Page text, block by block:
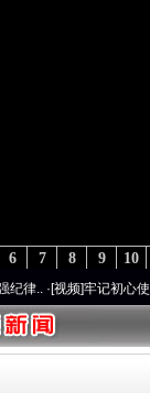
10
9
8
7
6
记初心使命 奋进复兴征